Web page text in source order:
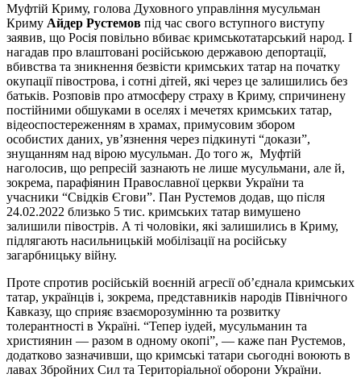
Муфтій Криму, голова Духовного управління мусульман
Криму Айдер Рустемов під час свого вступного виступу
заявив, що Росія повільно вбиває кримськотатарський народ. І
нагадав про влаштовані російською державою депортації,
вбивства та зникнення безвісти кримських татар на початку
окупації півострова, і сотні дітей, які через це залишились без
батьків. Розповів про атмосферу страху в Криму, спричинену
постійними обшуками в оселях і мечетях кримських татар,
відеоспостереженням в храмах, примусовим збором
особистих даних, ув’язнення через підкинуті “докази”,
знущанням над вірою мусульман. До того ж, Муфтій
наголосив, що репресій зазнають не лише мусульмани, але й,
зокрема, парафіянин Православної церкви України та
учасники “Свідків Єгови”. Пан Рустемов додав, що після
24.02.2022 близько 5 тис. кримських татар вимушено
залишили півострів. А ті чоловіки, які залишились в Криму,
підлягають насильницькій мобілізації на російську
загарбницьку війну.
Проте спротив російській воєнній агресії об’єднала кримських
татар, українців і, зокрема, представників народів Північного
Кавказу, що сприяє взаєморозумінню та розвитку
толерантності в Україні. “Тепер іудей, мусульманин та
християнин — разом в одному окопі”, — каже пан Рустемов,
додатково зазначивши, що кримські татари сьогодні воюють в
лавах Збройних Сил та Територіальної оборони України.